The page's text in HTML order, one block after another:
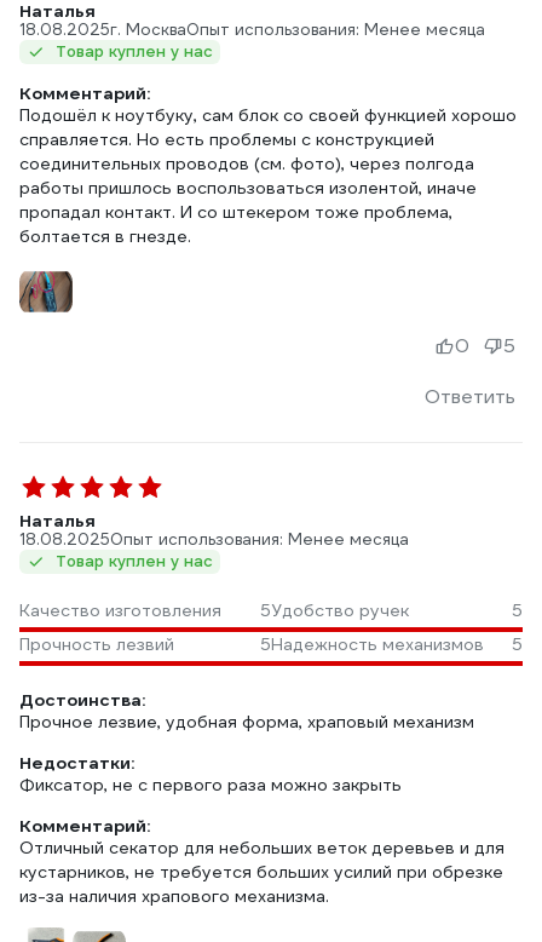
Наталья
18.08.2025г. МоскваОпыт использования: Менее месяца
Товар куплен у нас
Комментарий:
Подошёл к ноутбуку, сам блок со своей функцией хорошо
справляется. Но есть проблемы с конструкцией
соединительных проводов (см. фото), через полгода
работы пришлось воспользоваться изолентой, иначе
пропадал контакт. И со штекером тоже проблема,
болтается в гнезде.
Ответить
0 5
Наталья
18.08.2025Опыт использования: Менее месяца
Товар куплен у нас
Качество изготовления 5Удобство ручек
5
Прочность лезвий
5Надежность механизмов 5
Достоинства:
Прочное лезвие, удобная форма, храповый механизм
Недостатки:
Фиксатор, не с первого раза можно закрыть
Комментарий:
Отличный секатор для небольших веток деревьев и для
кустарников, не требуется больших усилий при обрезке
из-за наличия храпового механизма.